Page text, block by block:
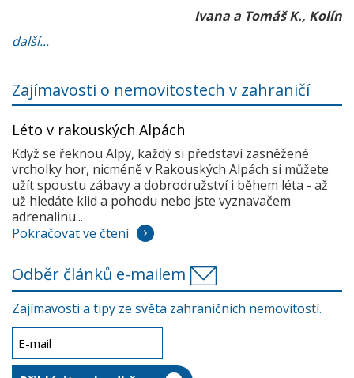
Ivana a Tomáš K., Kolín
další...
Zajímavosti o nemovitostech v zahraničí
Léto v rakouských Alpách
Když se řeknou Alpy, každý si představí zasněžené
vrcholky hor, nicméně v Rakouských Alpách si můžete
užít spoustu zábavy a dobrodružství i během léta - až
už hledáte klid a pohodu nebo jste vyznavačem
adrenalinu...
Pokračovat ve čtení
Odběr článků e-mailem
Zajímavosti a tipy ze světa zahraničních nemovitostí.